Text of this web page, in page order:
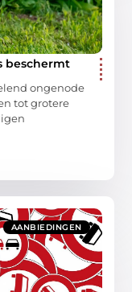
beschermt
ongenode
tot grotere
AANBIEDINGEN